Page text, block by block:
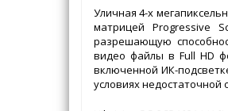
Уличная 4-х
матрицей Progressive
разрешающую
видео файлы в Full HD
включенной ИК-
условиях недостаточной